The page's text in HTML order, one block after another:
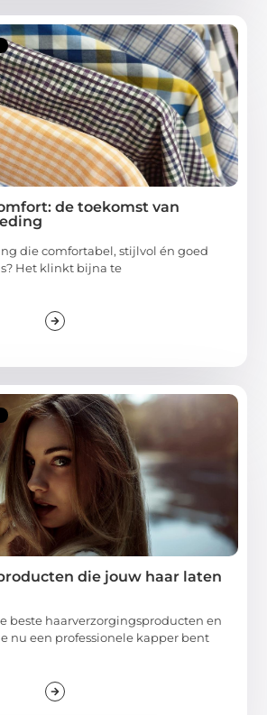
de toekomst van
die comfortabel, stijlvol én goed
Het klinkt bijna te
die jouw haar laten
beste haarverzorgingsproducten en
nu een professionele kapper bent